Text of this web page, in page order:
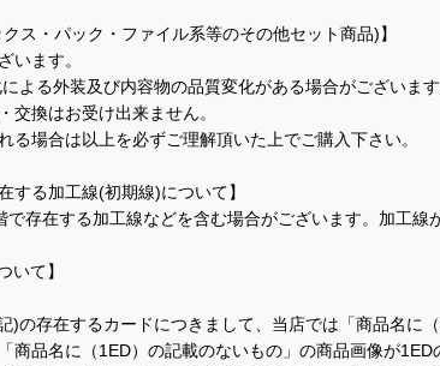
ス・パック・ファイル系等のその他セット商品)】
います。
よる外装及び内容物の品質変化がある場合がございます
交換はお受け出来ません。
る場合は以上を必ずご理解頂いた上でご購入下さい。
する加工線(初期線)について】
存在する加工線などを含む場合がございます。加工
いて】
)の存在するカードにつきまして、当店では「商品名に
商品名に（1ED）の記載のないもの」の商品画像が